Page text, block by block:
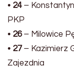
• 24–
PKP
• 26– Milowice
• 27– Kazimierz
Zajezdnia